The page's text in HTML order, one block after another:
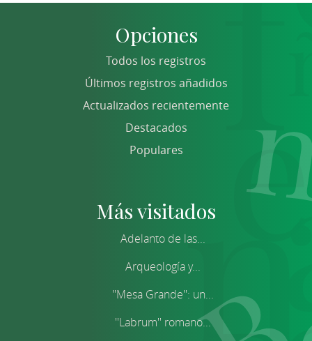
Opciones
Todos los registros
Últimos registros añadidos
Actualizados recientemente
Destacados
Populares
Más visitados
Adelanto de las...
Arqueología y...
''Mesa Grande'': un...
''Labrum'' romano...